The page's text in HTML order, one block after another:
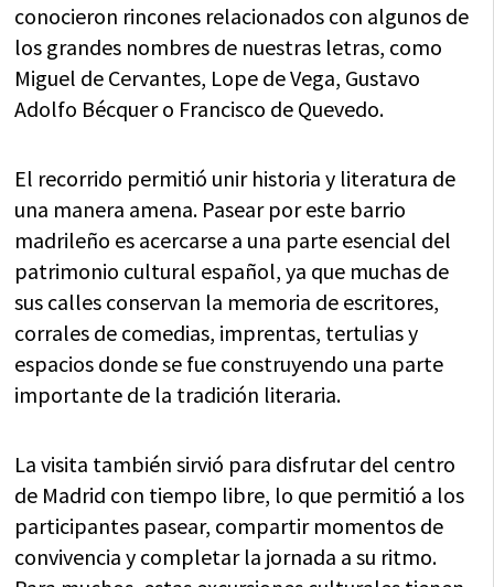
conocieron rincones relacionados con algunos de
los grandes nombres de nuestras letras, como
Miguel de Cervantes, Lope de Vega, Gustavo
Adolfo Bécquer o Francisco de Quevedo.
El recorrido permitió unir historia y literatura de
una manera amena. Pasear por este barrio
madrileño es acercarse a una parte esencial del
patrimonio cultural español, ya que muchas de
sus calles conservan la memoria de escritores,
corrales de comedias, imprentas, tertulias y
espacios donde se fue construyendo una parte
importante de la tradición literaria.
La visita también sirvió para disfrutar del centro
de Madrid con tiempo libre, lo que permitió a los
participantes pasear, compartir momentos de
convivencia y completar la jornada a su ritmo.